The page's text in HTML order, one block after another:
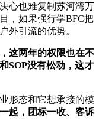
心也难复制苏河湾万
，如果强行学BFC把
外引流的优势。
这两年的权限也在不
SOP没有松动，这才
形态和它想承接的模
起，团标一收、客诉